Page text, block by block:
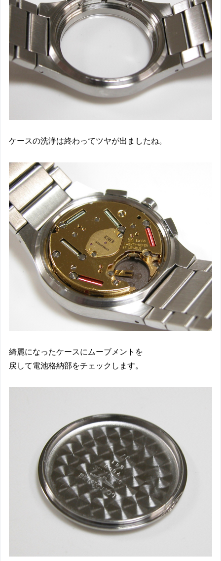
ケースの洗浄は終わってツヤが出ましたね。
綺麗になったケースにムーブメントを
戻して電池格納部をチェックします。